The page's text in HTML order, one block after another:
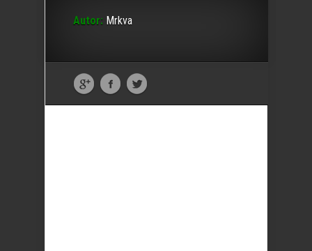
Autor: Mrkva